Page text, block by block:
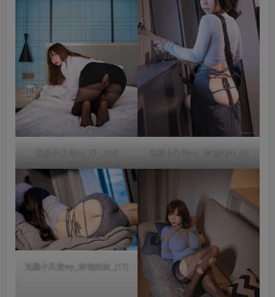
无颜小天使wy_OL_(60) 无颜小天使wy_吉他妹妹_(8)
无颜小天使wy_吉他妹妹_(17)